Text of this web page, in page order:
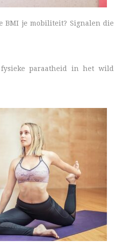
BMI je mobiliteit? Signalen die
paraatheid in het wild